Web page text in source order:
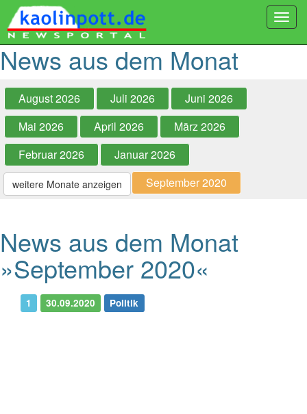
News aus dem Monat
August 2026 Juli 2026
Juni 2026
Mai 2026
April 2026
März 2026
Februar 2026
Januar 2026
weitere Monate anzeigen September 2020
News aus dem Monat
»September 2020«
1 30.09.2020 Politik